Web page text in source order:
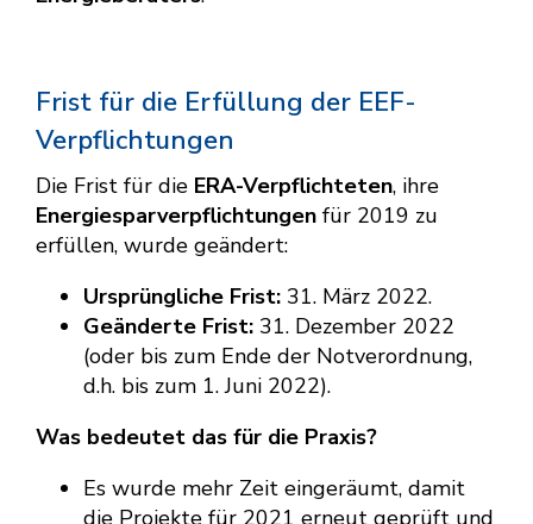
Frist für die Erfüllung der EEF-
Verpflichtungen
Die Frist für die ERA-Verpflichteten, ihre
Energiesparverpflichtungen für 2019 zu
erfüllen, wurde geändert:
Ursprüngliche Frist: 31. März 2022.
Geänderte Frist: 31. Dezember 2022
(oder bis zum Ende der Notverordnung,
d.h. bis zum 1. Juni 2022).
Was bedeutet das für die Praxis?
Es wurde mehr Zeit eingeräumt, damit
die Projekte für 2021 erneut geprüft und